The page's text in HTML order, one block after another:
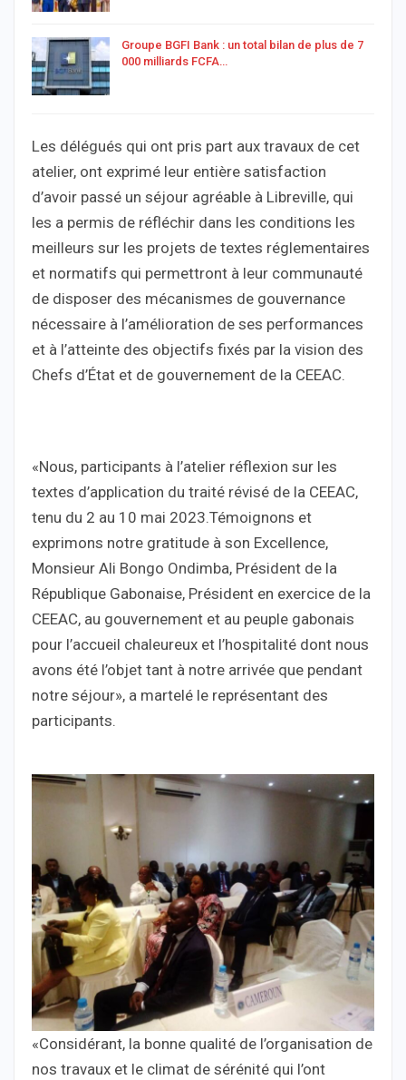
Groupe BGFI Bank : un total bilan de plus de 7
000 milliards FCFA…
Les délégués qui ont pris part aux travaux de cet
atelier, ont exprimé leur entière satisfaction
d’avoir passé un séjour agréable à Libreville, qui
les a permis de réfléchir dans les conditions les
meilleurs sur les projets de textes réglementaires
et normatifs qui permettront à leur communauté
de disposer des mécanismes de gouvernance
nécessaire à l’amélioration de ses performances
et à l’atteinte des objectifs fixés par la vision des
Chefs d’État et de gouvernement de la CEEAC.
«Nous, participants à l’atelier réflexion sur les
textes d’application du traité révisé de la CEEAC,
tenu du 2 au 10 mai 2023.Témoignons et
exprimons notre gratitude à son Excellence,
Monsieur Ali Bongo Ondimba, Président de la
République Gabonaise, Président en exercice de la
CEEAC, au gouvernement et au peuple gabonais
pour l’accueil chaleureux et l’hospitalité dont nous
avons été l’objet tant à notre arrivée que pendant
notre séjour», a martelé le représentant des
participants.
«Considérant, la bonne qualité de l’organisation de
nos travaux et le climat de sérénité qui l’ont